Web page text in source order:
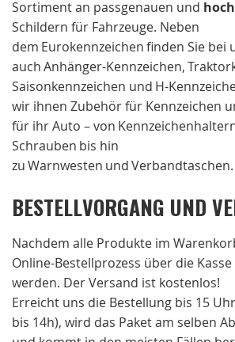
Sortiment an passgenauen und
Schildern für Fahrzeuge. Neben
dem Eurokennzeichen finden Sie bei
auch Anhänger-Kennzeichen,
Saisonkennzeichen und H-
wir ihnen Zubehör für Kennzeichen
für ihr Auto – von
Schrauben bis hin
zu Warnwesten und Verbandtaschen.
BESTELLVORGANG UND
Nachdem alle Produkte im
Online-Bestellprozess über die
werden. Der Versand ist kostenlos!
Erreicht uns die Bestellung bis 15
bis 14h), wird das Paket am selben